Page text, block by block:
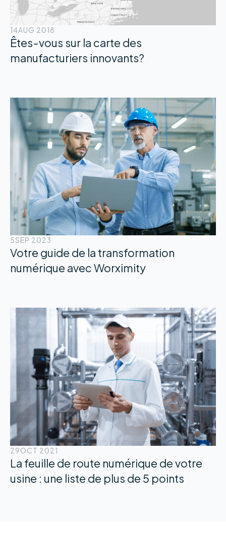
14AUG 2018
Êtes-vous sur la carte des
manufacturiers innovants?
5SEP 2023
Votre guide de la transformation
numérique avec Worximity
29OCT 2021
La feuille de route numérique de votre
usine : une liste de plus de 5 points